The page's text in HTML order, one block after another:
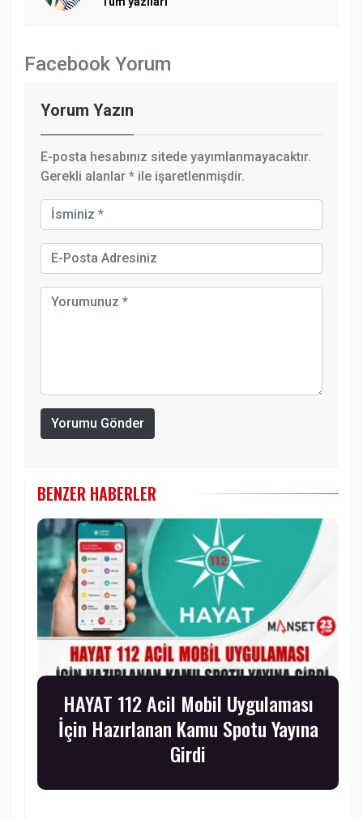
Facebook Yorum
Yorum Yazın
E-posta hesabınız sitede yayımlanmayacaktır.
Gerekli alanlar * ile işaretlenmişdir.
Yorumu Gönder
BENZER HABERLER
HAYAT 112 Acil Mobil Uygulaması
İçin Hazırlanan Kamu Spotu Yayına
Girdi